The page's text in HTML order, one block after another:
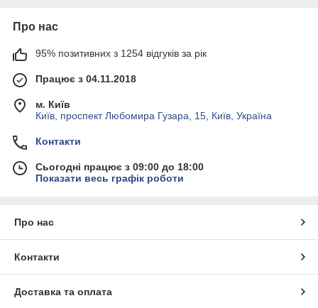
Про нас
95% позитивних з 1254 відгуків за рік
Працює з 04.11.2018
м. Київ
Київ, проспект Любомира Гузара, 15, Київ, Україна
Контакти
Сьогодні працює з 09:00 до 18:00
Показати весь графік роботи
Про нас
Контакти
Доставка та оплата